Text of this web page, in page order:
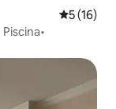
5 (16)